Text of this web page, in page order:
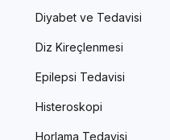
Diyabet ve Tedavisi
Diz Kireçlenmesi
Epilepsi Tedavisi
Histeroskopi
Horlama Tedavisi